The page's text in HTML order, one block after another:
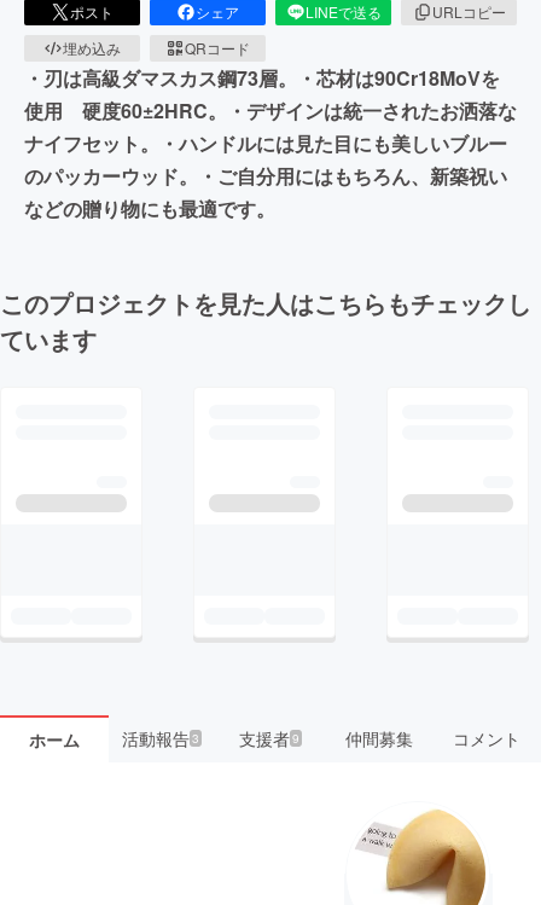
ポスト シェア LINEで送る
URLコピー
埋め込み
QRコード
・刃は高級ダマスカス鋼73層。・芯材は90Cr18MoVを
使用 硬度60±2HRC。・デザインは統一されたお洒落な
ナイフセット。・ハンドルには見た目にも美しいブルー
のパッカーウッド。・ご自分用にはもちろん、新築祝い
などの贈り物にも最適です。
このプロジェクトを見た人はこちらもチェックし
ています
ホーム 活動報告3 支援者9 仲間募集 コメント